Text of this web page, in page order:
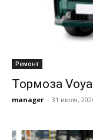
Ремонт
Тормоза
manager - 31 июля,